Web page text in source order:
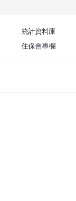
統計資料庫
住保會專欄